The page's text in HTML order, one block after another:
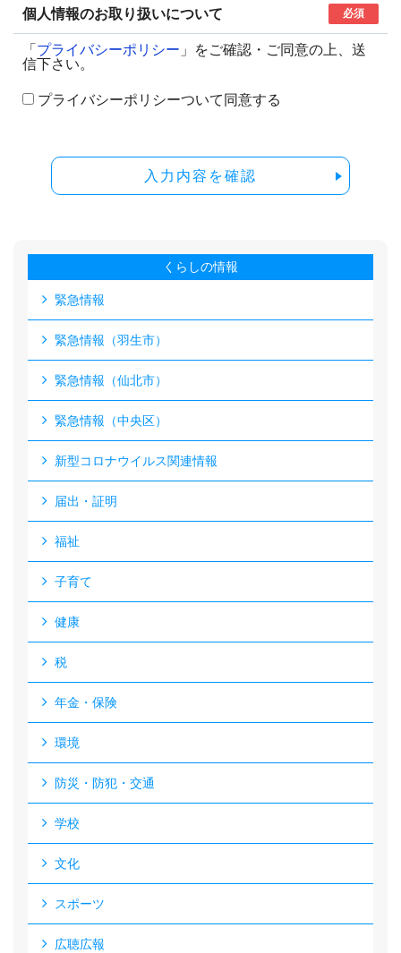
個人情報のお取り扱いについて 必須
「 プライバシーポリシー 」をご確認・ご同意の上、送
信下さい。
プライバシーポリシーついて同意する
入力内容を確認
くらしの情報
緊急情報
緊急情報（羽生市）
緊急情報（仙北市）
緊急情報（中央区）
新型コロナウイルス関連情報
届出・証明
福祉
子育て
健康
税
年金・保険
環境
防災・防犯・交通
学校
文化
スポーツ
広聴広報